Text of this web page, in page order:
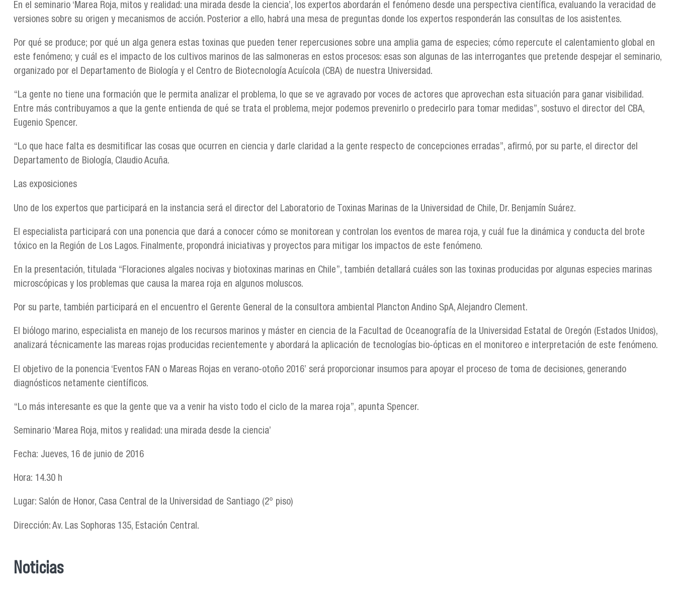
En el seminario ‘Marea Roja, mitos y realidad: una mirada desde la ciencia’, los expertos abordarán el fenómeno desde una perspectiva científica, evaluando la veracidad de
versiones sobre su origen y mecanismos de acción. Posterior a ello, habrá una mesa de preguntas donde los expertos responderán las consultas de los asistentes.
Por qué se produce; por qué un alga genera estas toxinas que pueden tener repercusiones sobre una amplia gama de especies; cómo repercute el calentamiento global en
este fenómeno; y cuál es el impacto de los cultivos marinos de las salmoneras en estos procesos: esas son algunas de las interrogantes que pretende despejar el seminario,
organizado por el Departamento de Biología y el Centro de Biotecnología Acuícola (CBA) de nuestra Universidad.
“La gente no tiene una formación que le permita analizar el problema, lo que se ve agravado por voces de actores que aprovechan esta situación para ganar visibilidad.
Entre más contribuyamos a que la gente entienda de qué se trata el problema, mejor podemos prevenirlo o predecirlo para tomar medidas”, sostuvo el director del CBA,
Eugenio Spencer.
“Lo que hace falta es desmitificar las cosas que ocurren en ciencia y darle claridad a la gente respecto de concepciones erradas”, afirmó, por su parte, el director del
Departamento de Biología, Claudio Acuña.
Las exposiciones
Uno de los expertos que participará en la instancia será el director del Laboratorio de Toxinas Marinas de la Universidad de Chile, Dr. Benjamín Suárez.
El especialista participará con una ponencia que dará a conocer cómo se monitorean y controlan los eventos de marea roja, y cuál fue la dinámica y conducta del brote
tóxico en la Región de Los Lagos. Finalmente, propondrá iniciativas y proyectos para mitigar los impactos de este fenómeno.
En la presentación, titulada “Floraciones algales nocivas y biotoxinas marinas en Chile”, también detallará cuáles son las toxinas producidas por algunas especies marinas
microscópicas y los problemas que causa la marea roja en algunos moluscos.
Por su parte, también participará en el encuentro el Gerente General de la consultora ambiental Plancton Andino SpA, Alejandro Clement.
El biólogo marino, especialista en manejo de los recursos marinos y máster en ciencia de la Facultad de Oceanografía de la Universidad Estatal de Oregón (Estados Unidos),
analizará técnicamente las mareas rojas producidas recientemente y abordará la aplicación de tecnologías bio-ópticas en el monitoreo e interpretación de este fenómeno.
El objetivo de la ponencia ‘Eventos FAN o Mareas Rojas en verano-otoño 2016’ será proporcionar insumos para apoyar el proceso de toma de decisiones, generando
diagnósticos netamente científicos.
“Lo más interesante es que la gente que va a venir ha visto todo el ciclo de la marea roja”, apunta Spencer.
Seminario ‘Marea Roja, mitos y realidad: una mirada desde la ciencia’
Fecha: Jueves, 16 de junio de 2016
Hora: 14.30 h
Lugar: Salón de Honor, Casa Central de la Universidad de Santiago (2° piso)
Dirección: Av. Las Sophoras 135, Estación Central.
Noticias